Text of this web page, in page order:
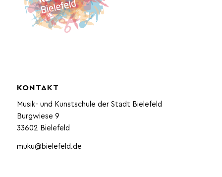
KONTAKT
Musik- und Kunstschule der Stadt Bielefeld
Burgwiese 9
33602 Bielefeld
muku@bielefeld.de